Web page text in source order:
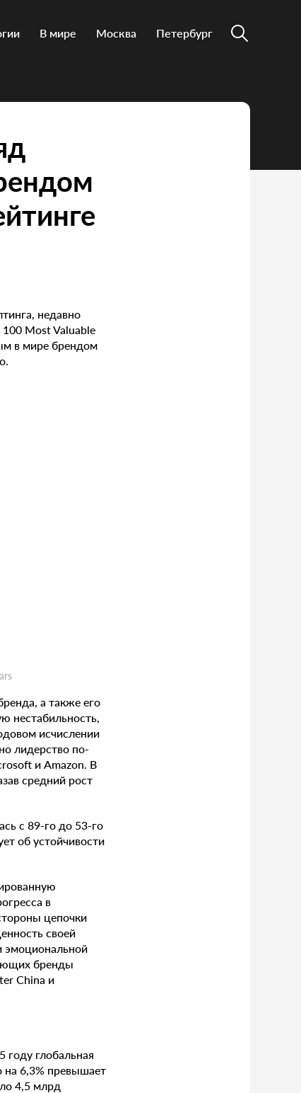
В мире Москва Петербург
недавно
Most Valuable
в мире брендом
а также его
нестабильность,
исчислении
лидерство по-
и Amazon. В
средний рост
с 89-го до 53-го
об устойчивости
в
цепочки
своей
эмоциональной
бренды
China и
году глобальная
6,3% превышает
4,5 млрд